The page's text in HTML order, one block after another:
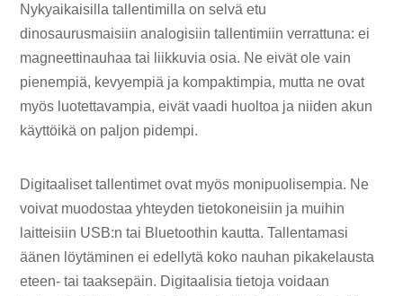
Nykyaikaisilla tallentimilla on selvä etu
dinosaurusmaisiin analogisiin tallentimiin verrattuna: ei
magneettinauhaa tai liikkuvia osia. Ne eivät ole vain
pienempiä, kevyempiä ja kompaktimpia, mutta ne ovat
myös luotettavampia, eivät vaadi huoltoa ja niiden akun
käyttöikä on paljon pidempi.
Digitaaliset tallentimet ovat myös monipuolisempia. Ne
voivat muodostaa yhteyden tietokoneisiin ja muihin
laitteisiin USB:n tai Bluetoothin kautta. Tallentamasi
äänen löytäminen ei edellytä koko nauhan pikakelausta
eteen- tai taaksepäin. Digitaalisia tietoja voidaan